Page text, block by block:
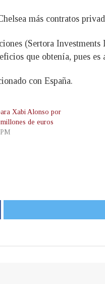
más contratos
(Sertora
que obtenía, pues es
con España.
Xabi Alonso por
de euros